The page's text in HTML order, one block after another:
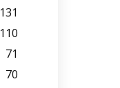
131
110
71
70